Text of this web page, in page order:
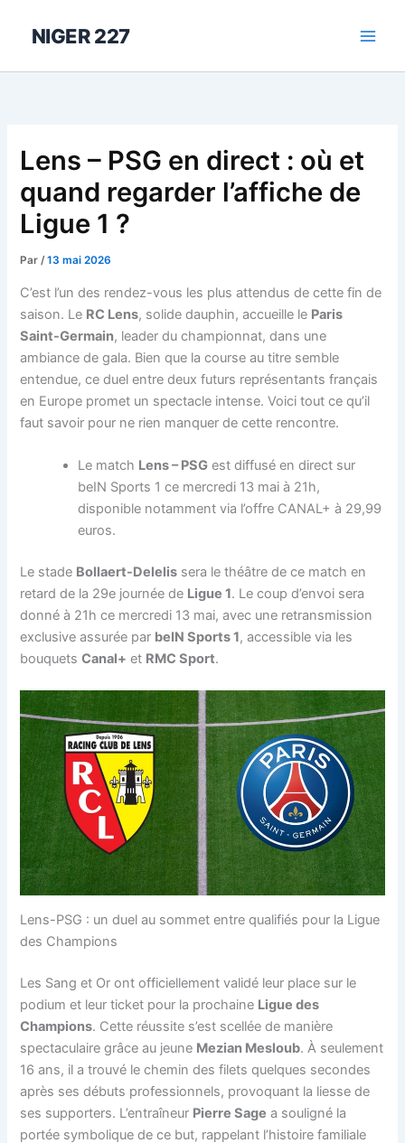
NIGER 227
Lens – PSG en direct : où et
quand regarder l’affiche de
Ligue 1 ?
Par/13 mai 2026
C’est l’un des rendez-vous les plus attendus de cette fin de
saison. Le RC Lens, solide dauphin, accueille le Paris
Saint-Germain, leader du championnat, dans une
ambiance de gala. Bien que la course au titre semble
entendue, ce duel entre deux futurs représentants français
en Europe promet un spectacle intense. Voici tout ce qu’il
faut savoir pour ne rien manquer de cette rencontre.
Le match Lens – PSG est diffusé en direct sur
beIN Sports 1 ce mercredi 13 mai à 21h,
disponible notamment via l’offre CANAL+ à 29,99
euros.
Le stade Bollaert-Delelis sera le théâtre de ce match en
retard de la 29e journée de Ligue 1. Le coup d’envoi sera
donné à 21h ce mercredi 13 mai, avec une retransmission
exclusive assurée par beIN Sports 1, accessible via les
bouquetsCanal+ et RMC Sport.
Lens-PSG : un duel au sommet entre qualifiés pour la Ligue
des Champions
Les Sang et Or ont officiellement validé leur place sur le
podium et leur ticket pour la prochaine Ligue des
Champions. Cette réussite s’est scellée de manière
spectaculaire grâce au jeune Mezian Mesloub. À seulement
16 ans, il a trouvé le chemin des filets quelques secondes
après ses débuts professionnels, provoquant la liesse de
ses supporters. L’entraîneur Pierre Sage a souligné la
portée symbolique de ce but, rappelant l’histoire familiale